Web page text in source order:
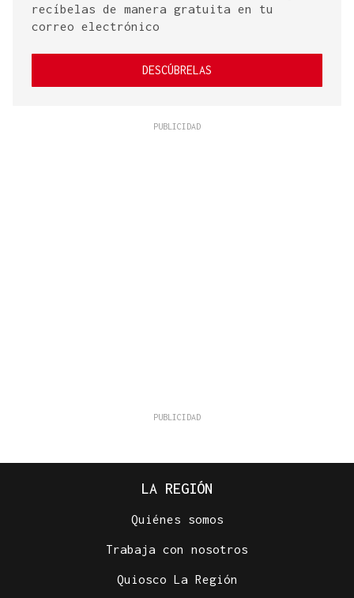
recíbelas de manera gratuita en tu
correo electrónico
DESCÚBRELAS
LA REGIÓN
Quiénes somos
Trabaja con nosotros
Quiosco La Región